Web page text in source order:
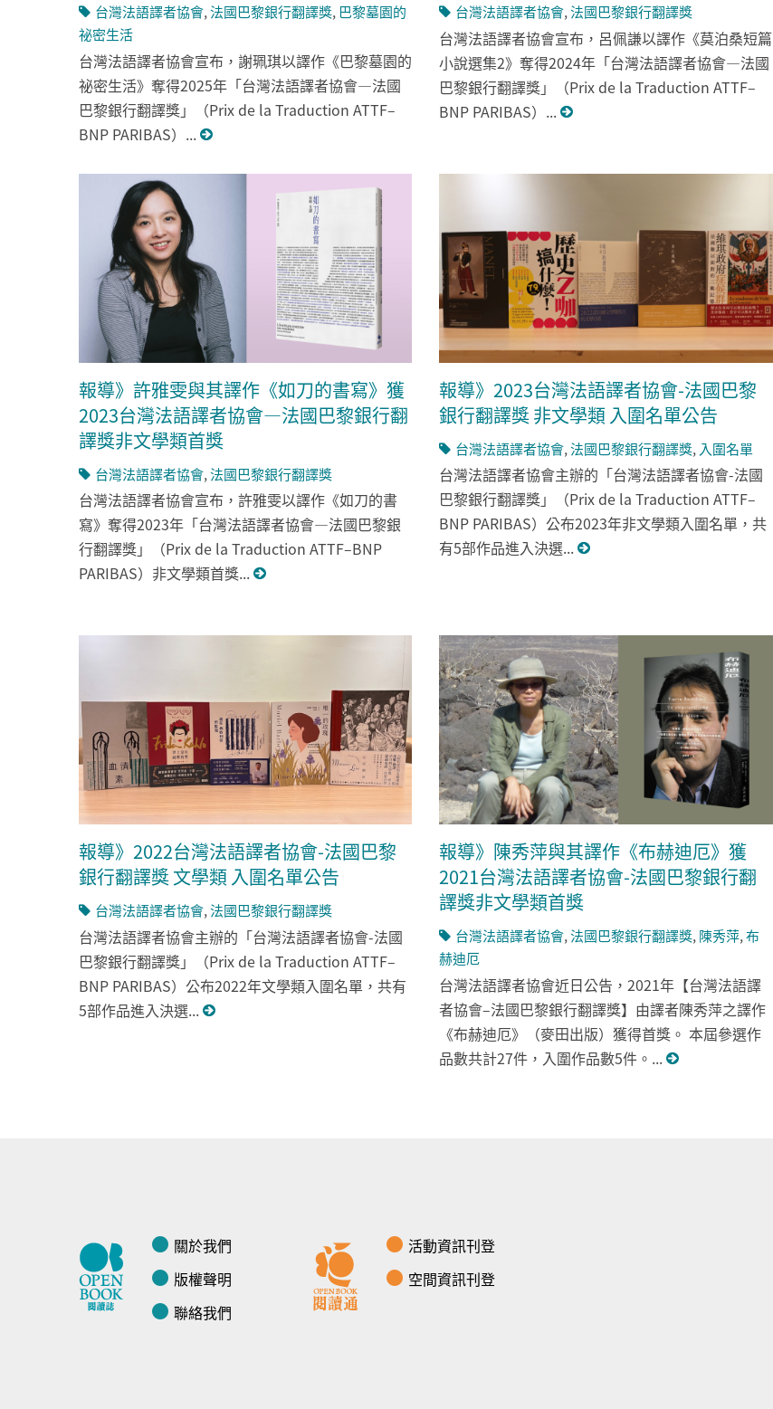
台灣法語譯者協會,法國巴黎銀行翻譯獎, 巴黎墓園的
祕密生活
台灣法語譯者協會宣布，謝珮琪以譯作《巴黎墓園的
祕密生活》奪得2025年「台灣法語譯者協會—法國
巴黎銀行翻譯獎」（Prix de la Traduction ATTF–
BNP PARIBAS）...
台灣法語譯者協會,法國巴黎銀行翻譯獎
台灣法語譯者協會宣布，呂佩謙以譯作《莫泊桑短篇
小說選集2》奪得2024年「台灣法語譯者協會—法國
巴黎銀行翻譯獎」（Prix de la Traduction ATTF–
BNP PARIBAS）...
報導》許雅雯與其譯作《如刀的書寫》獲
2023台灣法語譯者協會—法國巴黎銀行翻
譯獎非文學類首獎
台灣法語譯者協會,法國巴黎銀行翻譯獎
台灣法語譯者協會宣布，許雅雯以譯作《如刀的書
寫》奪得2023年「台灣法語譯者協會—法國巴黎銀
行翻譯獎」（Prix de la Traduction ATTF–BNP
PARIBAS）非文學類首獎...
報導》2023台灣法語譯者協會-法國巴黎
銀行翻譯獎 非文學類 入圍名單公告
台灣法語譯者協會,法國巴黎銀行翻譯獎, 入圍名單
台灣法語譯者協會主辦的「台灣法語譯者協會-法國
巴黎銀行翻譯獎」（Prix de la Traduction ATTF–
BNP PARIBAS）公布2023年非文學類入圍名單，共
有5部作品進入決選...
報導》2022台灣法語譯者協會-法國巴黎
銀行翻譯獎 文學類 入圍名單公告
台灣法語譯者協會,法國巴黎銀行翻譯獎
台灣法語譯者協會主辦的「台灣法語譯者協會-法國
巴黎銀行翻譯獎」（Prix de la Traduction ATTF–
BNP PARIBAS）公布2022年文學類入圍名單，共有
5部作品進入決選...
報導》陳秀萍與其譯作《布赫迪厄》獲
2021台灣法語譯者協會-法國巴黎銀行翻
譯獎非文學類首獎
台灣法語譯者協會,法國巴黎銀行翻譯獎, 陳秀萍,布
赫迪厄
台灣法語譯者協會近日公告，2021年【台灣法語譯
者協會–法國巴黎銀行翻譯獎】由譯者陳秀萍之譯作
《布赫迪厄》（麥田出版）獲得首獎。 本屆參選作
品數共計27件，入圍作品數5件。...
關於我們
版權聲明
聯絡我們
活動資訊刊登
空間資訊刊登